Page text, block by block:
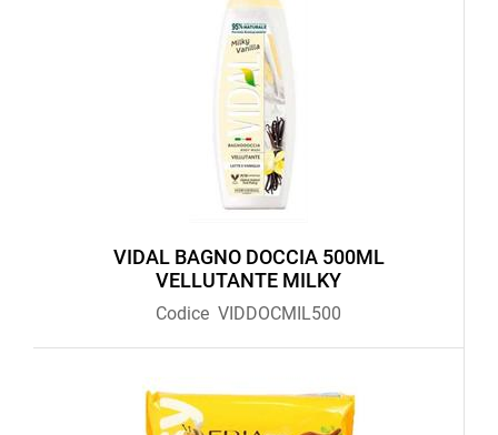
VIDAL BAGNO DOCCIA 500ML
VELLUTANTE MILKY
Codice VIDDOCMIL500